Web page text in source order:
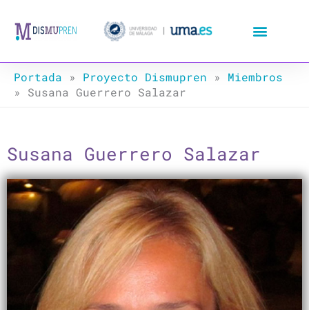
Portada » Proyecto Dismupren » Miembros
» Susana Guerrero Salazar
Susana Guerrero Salazar